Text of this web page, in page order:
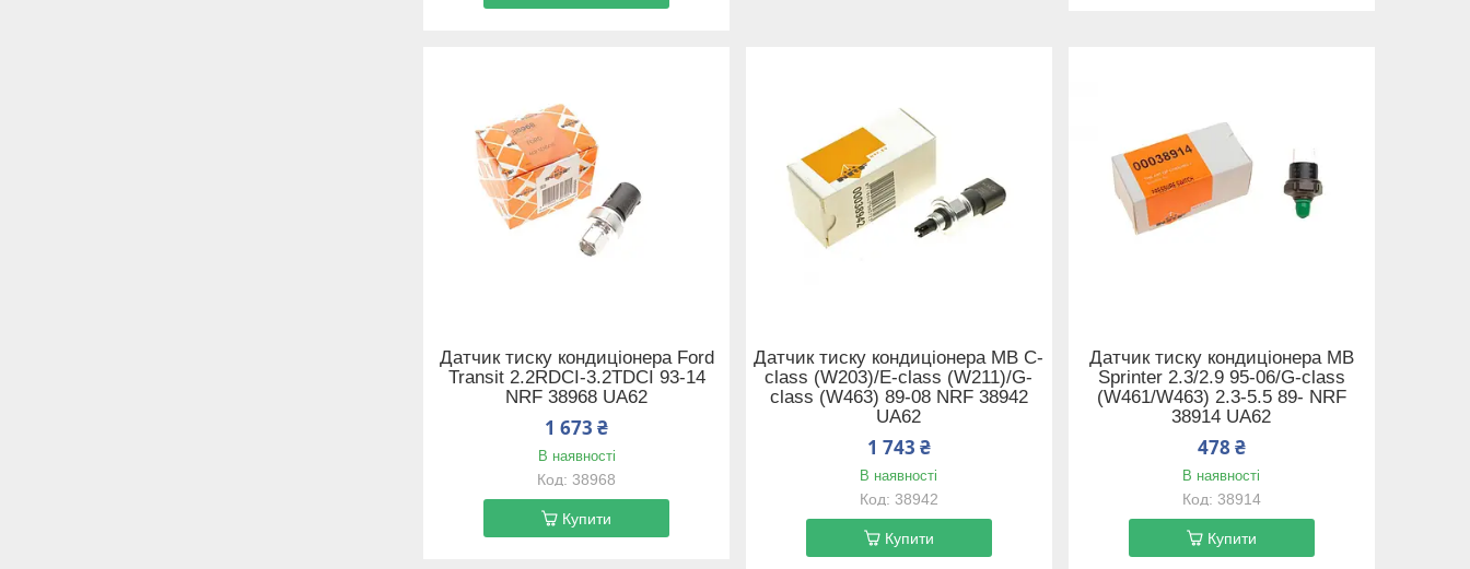
Датчик тиску кондиціонера Ford
Transit 2.2RDCI-3.2TDCI 93-14
NRF 38968 UA62
1 673 ₴
В наявності
38968
Купити
Датчик тиску кондиціонера MB C-
class (W203)/E-class (W211)/G-
class (W463) 89-08 NRF 38942
UA62
1 743 ₴
В наявності
38942
Купити
Датчик тиску кондиціонера MB
Sprinter 2.3/2.9 95-06/G-class
(W461/W463) 2.3-5.5 89- NRF
38914 UA62
478 ₴
В наявності
38914
Купити